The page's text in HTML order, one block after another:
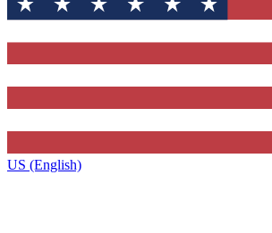
US (English)